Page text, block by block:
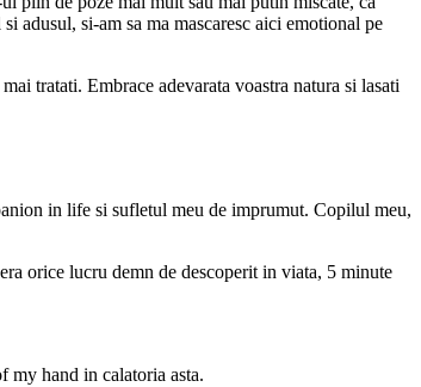
adusul, si-am sa ma mascaresc aici emotional pe
tratati. Embrace adevarata voastra natura si lasati
in life si sufletul meu de imprumut. Copilul meu,
orice lucru demn de descoperit in viata, 5 minute
my hand in calatoria asta.